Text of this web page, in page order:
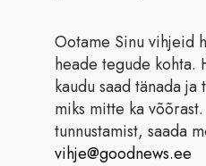
Ootame Sinu vihjeid
heade tegude kohta.
kaudu saad tänada ja
miks mitte ka
tunnustamist, saada
vihje@goodnews.ee